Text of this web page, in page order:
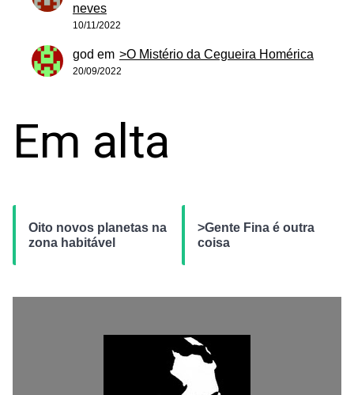
neves
10/11/2022
god em >O Mistério da Cegueira Homérica
20/09/2022
Em alta
Oito novos planetas na
zona habitável
>Gente Fina é outra
coisa